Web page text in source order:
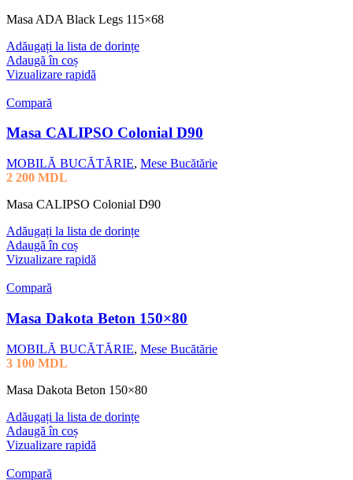
Masa ADA Black Legs 115×68
Adăugați la lista de dorințe
Adaugă în coș
Vizualizare rapidă
Compară
Masa CALIPSO Colonial D90
MOBILĂ BUCĂTĂRIE, Mese Bucătărie
2 200 MDL
Masa CALIPSO Colonial D90
Adăugați la lista de dorințe
Adaugă în coș
Vizualizare rapidă
Compară
Masa Dakota Beton 150×80
MOBILĂ BUCĂTĂRIE, Mese Bucătărie
3 100 MDL
Masa Dakota Beton 150×80
Adăugați la lista de dorințe
Adaugă în coș
Vizualizare rapidă
Compară